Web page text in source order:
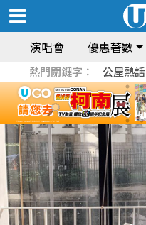
演唱會 優惠著數
熱門關鍵字： 公屋熱話